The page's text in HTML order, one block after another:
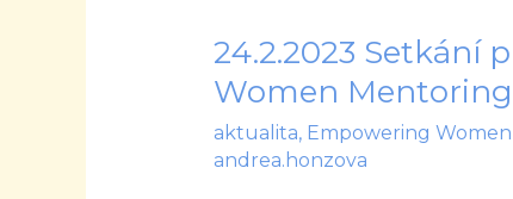
24.2.2023 Setkání
Women
aktualita, Empowering Women
andrea.honzova
24.2.2023
Setkání
Empowering